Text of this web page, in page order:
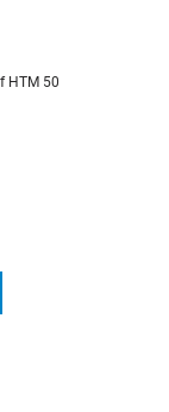
HTM 50